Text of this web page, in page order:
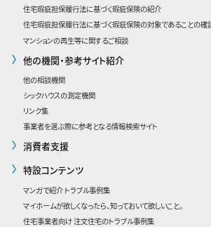
住宅瑕疵担保履行法に基づく瑕疵保険の紹介
住宅瑕疵担保履行法に基づく瑕疵保険の対象であることの確
マンションの再生等に関するご相談
他の機関・参考サイト紹介
他の相談機関
シックハウスの測定機関
リンク集
事業者を選ぶ際に参考となる情報検索サイト
消費者支援
特設コンテンツ
マンガで紹介 トラブル事例集
マイホームが欲しくなったら、知っておいて欲しいこと。
住宅事業者向け 注文住宅のトラブル事例集